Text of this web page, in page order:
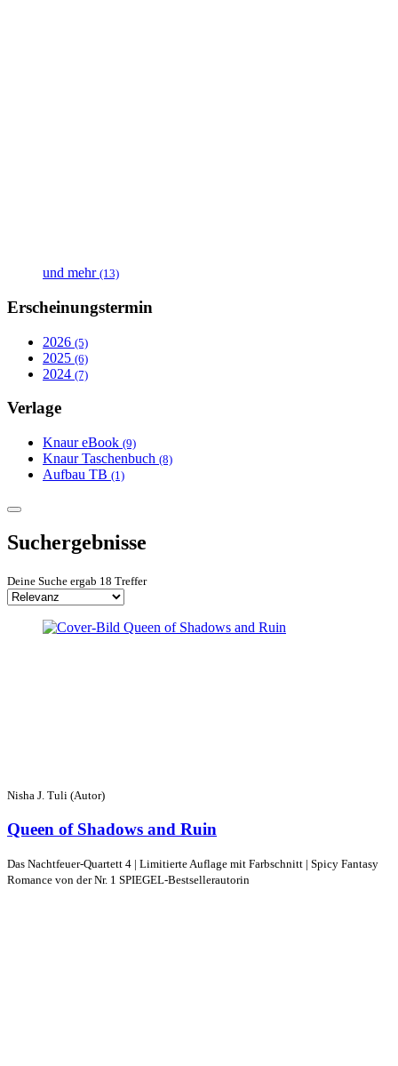
und mehr (13)
Erscheinungstermin
2026 (5)
2025 (6)
2024 (7)
Verlage
Knaur eBook (9)
Knaur Taschenbuch (8)
Aufbau TB (1)
Suchergebnisse
Deine Suche ergab 18 Treffer
Nisha J. Tuli (Autor)
Queen of Shadows and Ruin
Das Nachtfeuer-Quartett 4 | Limitierte Auflage mit Farbschnitt | Spicy Fantasy
Romance von der Nr. 1 SPIEGEL-Bestsellerautorin